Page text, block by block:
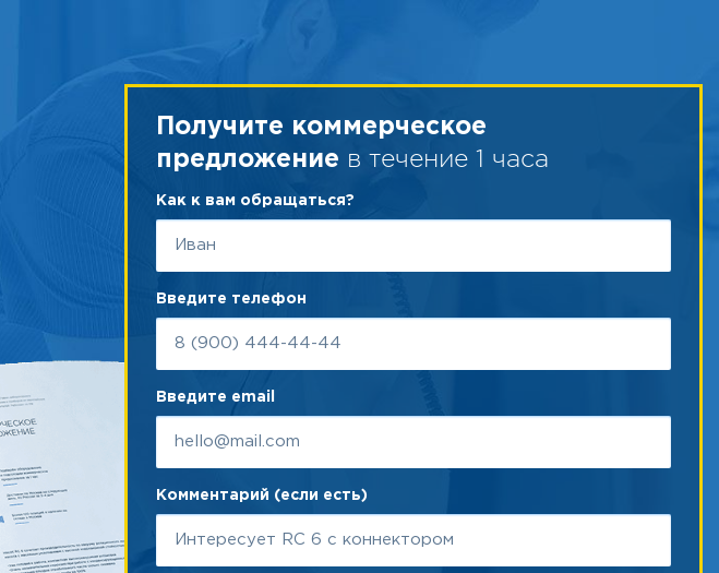
Получите коммерческое
предложение в течение 1 часа
Как к вам обращаться?
Введите телефон
Введите email
Комментарий (если есть)